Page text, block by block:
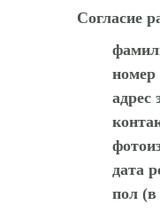
Согласие
номер
адрес
дата
пол (в